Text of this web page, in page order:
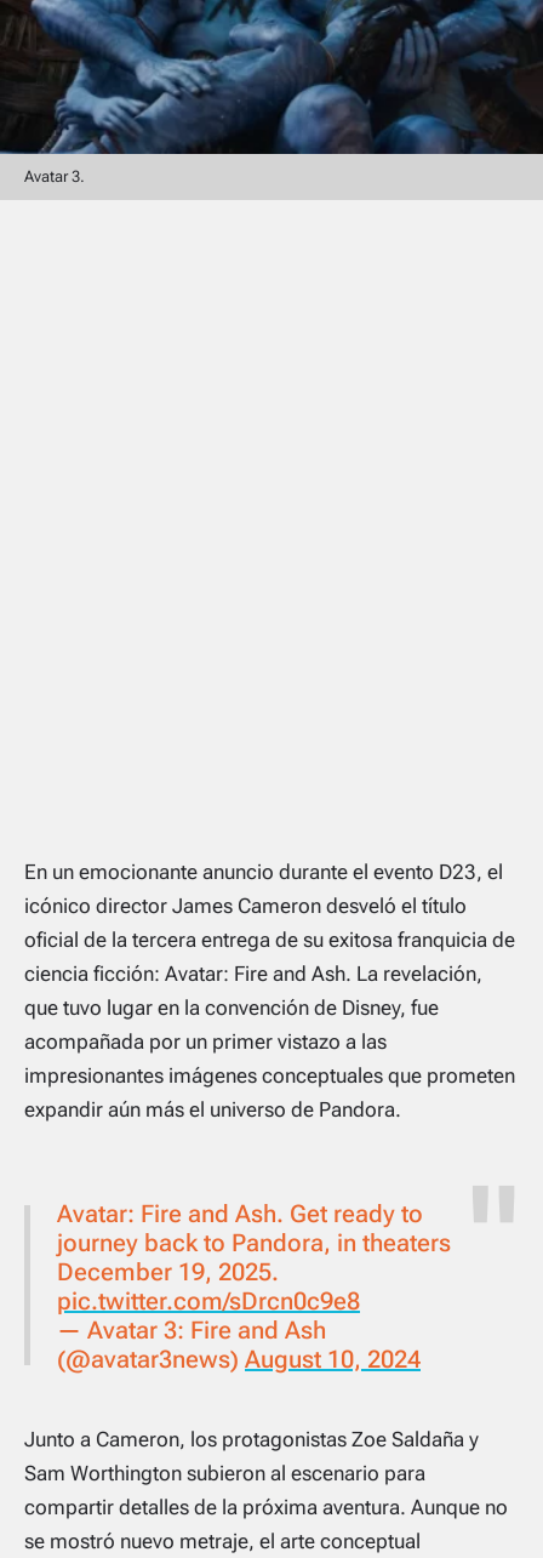
Avatar 3.
En un emocionante anuncio durante el evento D23, el
icónico director James Cameron desveló el título
oficial de la tercera entrega de su exitosa franquicia de
ciencia ficción: Avatar: Fire and Ash. La revelación,
que tuvo lugar en la convención de Disney, fue
acompañada por un primer vistazo a las
impresionantes imágenes conceptuales que prometen
expandir aún más el universo de Pandora.
Avatar: Fire and Ash. Get ready to
journey back to Pandora, in theaters
December 19, 2025.
pic.twitter.com/sDrcn0c9e8
— Avatar 3: Fire and Ash
(@avatar3news) August 10, 2024
Junto a Cameron, los protagonistas Zoe Saldaña y
Sam Worthington subieron al escenario para
compartir detalles de la próxima aventura. Aunque no
se mostró nuevo metraje, el arte conceptual